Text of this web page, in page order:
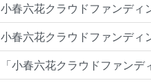
小春六花クラウドファンディ
小春六花クラウドファンディ
「小春六花クラウドファン